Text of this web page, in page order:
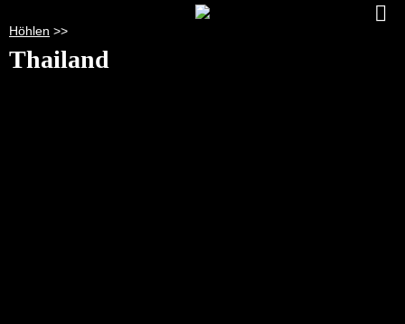
Höhlen >>
Thailand